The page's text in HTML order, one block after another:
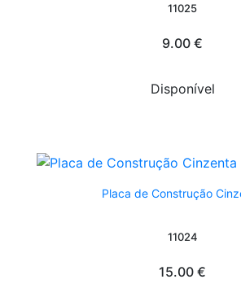
11025
9.00 €
Disponível
Placa de Construção
11024
15.00 €